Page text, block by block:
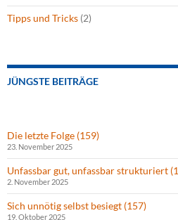
Tipps und Tricks (2)
JÜNGSTE BEITRÄGE
Die letzte Folge (159)
23. November 2025
Unfassbar gut, unfassbar strukturiert
2. November 2025
Sich unnötig selbst besiegt (157)
19. Oktober 2025